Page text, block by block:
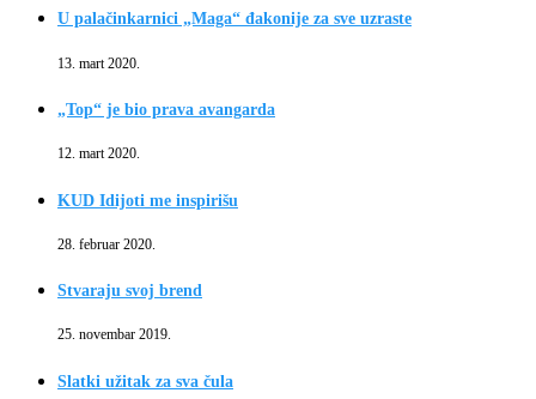
U palačinkarnici „Maga“ đakonije za sve uzraste
13. mart 2020.
„Top“ je bio prava avangarda
12. mart 2020.
KUD Idijoti me inspirišu
28. februar 2020.
Stvaraju svoj brend
25. novembar 2019.
Slatki užitak za sva čula